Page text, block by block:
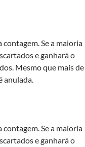
Se a maioria
e ganhará o
Mesmo que mais de
anulada.
Se a maioria
e ganhará o